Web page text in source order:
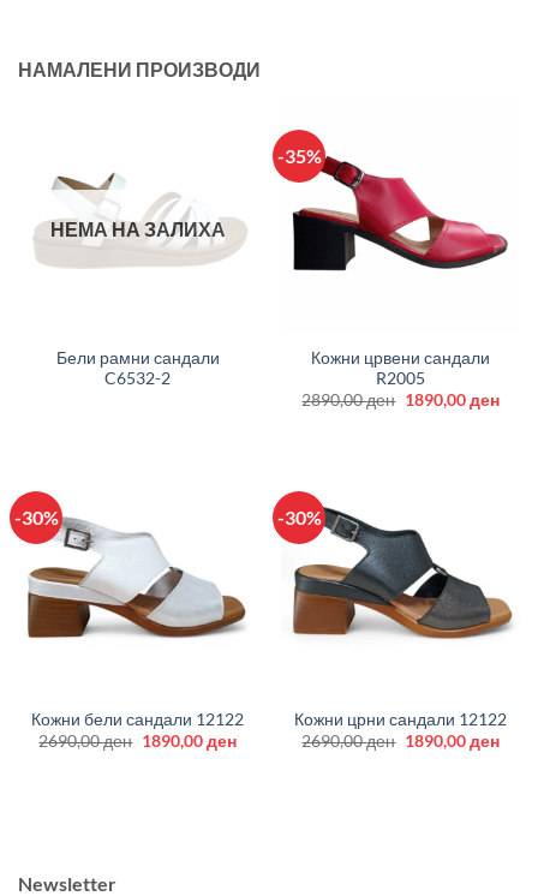
НАМАЛЕНИ ПРОИЗВОДИ
НЕМА НА ЗАЛИХА
Бели рамни сандали
C6532-2
-35%
Кожни црвени сандали
R2005
2890,00ден Original
1890,00ден
-30%
Кожни бели сандали 12122
2690,00ден Original
1890,00денCurrent
-30%
Кожни црни сандали 12122
2690,00ден Original
1890,00ден
Newsletter